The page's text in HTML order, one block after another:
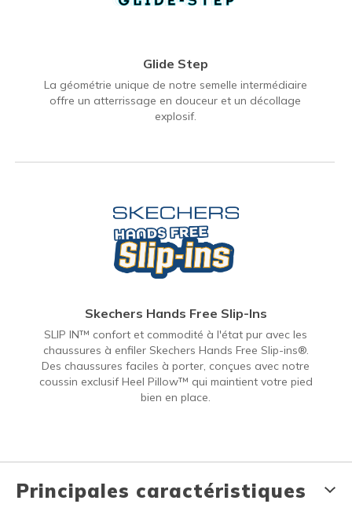
Glide Step
La géométrie unique de notre semelle intermédiaire
offre un atterrissage en douceur et un décollage
explosif.
Skechers Hands Free Slip-Ins
SLIP IN™ confort et commodité à l'état pur avec les
chaussures à enfiler Skechers Hands Free Slip-ins®.
Des chaussures faciles à porter, conçues avec notre
coussin exclusif Heel Pillow™ qui maintient votre pied
bien en place.
Principales caractéristiques